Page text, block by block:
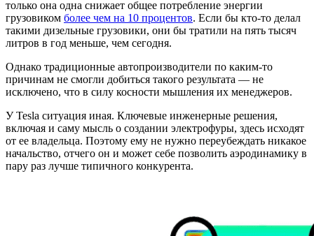
только она одна снижает общее потребление энергии
грузовиком более чем на 10 процентов. Если бы кто-то делал
такими дизельные грузовики, они бы тратили на пять тысяч
литров в год меньше, чем сегодня.
Однако традиционные автопроизводители по каким-то
причинам не смогли добиться такого результата — не
исключено, что в силу косности мышления их менеджеров.
У Tesla ситуация иная. Ключевые инженерные решения,
включая и саму мысль о создании электрофуры, здесь исходят
от ее владельца. Поэтому ему не нужно переубеждать никакое
начальство, отчего он и может себе позволить аэродинамику в
пару раз лучше типичного конкурента.